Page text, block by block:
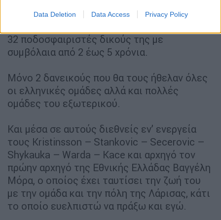
Data Deletion Data Access Privacy Policy
μου έχει:
32 ποδοσφαιριστές δικούς της με
συμβόλαια από 2 έως 5 χρόνια.
Μόνο 2 δανεικούς που θα τους ήθελαν όλες
οι ελληνικές ομάδες αλλά και πολλές
ομάδες του εξωτερικού.
Και μέσα σε αυτούς διεθνείς εν’ ενεργεία
τους Kristinsson – Stankovic – Secerovic –
Shykauka – Warda – Kace και αρχηγό τον
πρώην αρχηγό της Εθνικής Ελλάδας Βαγγέλη
Μόρα, ο οποίος έχει ταυτίσει την ζωή του
με την ομάδα και την πόλη της Λάρισας, κάτι
το οποίο ευελπιστώ να πράξω και εγώ.